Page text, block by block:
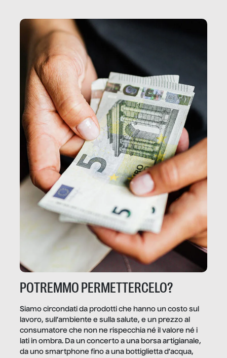
POTREMMO PERMETTERCELO?
Siamo circondati da prodotti che hanno un costo sul
lavoro, sull’ambiente e sulla salute, e un prezzo al
consumatore che non ne rispecchia né il valore né i
lati in ombra. Da un concerto a una borsa artigianale,
da uno smartphone fino a una bottiglietta d’acqua,